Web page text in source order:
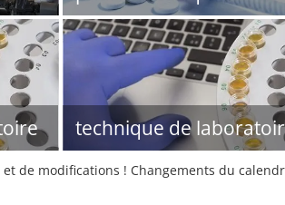
technique de
de modifications ! Changements du